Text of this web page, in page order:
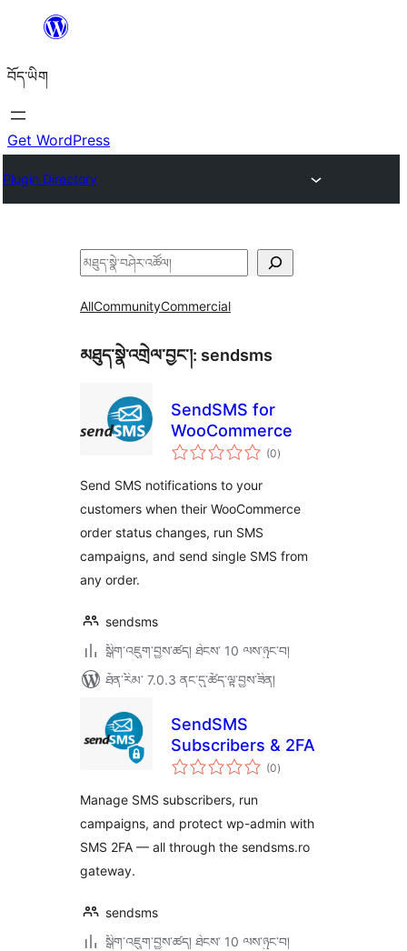
content
བོད་ཡིག
Get WordPress
Plugin Directory
བཤེར་
AllCommunityCommercial
མཐུད་སྣེ་འགྲེལ་བྱང་།: sendsms
SendSMS for
WooCommerce
(0གདེང་
འཇོག་
)
Send SMS notifications to your
customers when their WooCommerce
order status changes, run SMS
campaigns, and send single SMS from
any order.
sendsms
སྒྲིག་འཇུག་བྱས་ཚད། ཐེངས་ 10 ལས་ཉུང་བ།
ཐོན་རིམ་ 7.0.3 ནང་དུ་ཚོད་ལྟ་བྱས་ཟིན།
SendSMS
Subscribers & 2FA
(0གདེང་
འཇོག་
)
Manage SMS subscribers, run
campaigns, and protect wp-admin with
SMS 2FA — all through the sendsms.ro
gateway.
sendsms
སྒྲིག་འཇུག་བྱས་ཚད། ཐེངས་ 10 ལས་ཉུང་བ།